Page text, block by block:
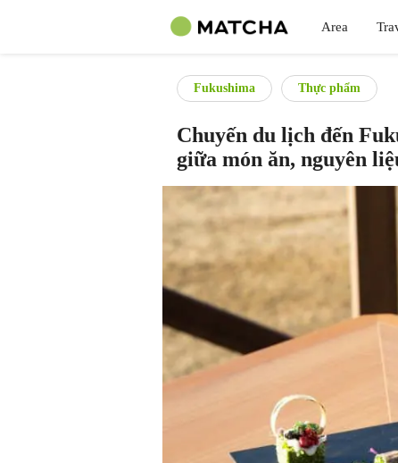
Area
Fukushima Thực phẩm
Chuyến du lịch đến
giữa món ăn, nguyên